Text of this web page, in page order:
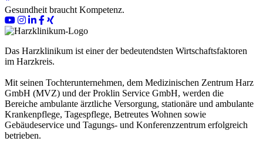
Gesundheit braucht Kompetenz.
Das Harzklinikum ist einer der bedeutendsten Wirtschaftsfaktoren
im Harzkreis.
Mit seinen Tochterunternehmen, dem Medizinischen Zentrum Harz
GmbH (MVZ) und der Proklin Service GmbH, werden die
Bereiche ambulante ärztliche Versorgung, stationäre und ambulante
Krankenpflege, Tagespflege, Betreutes Wohnen sowie
Gebäudeservice und Tagungs- und Konferenzzentrum erfolgreich
betrieben.